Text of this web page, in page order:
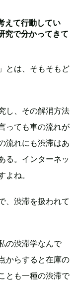
えて行動してい
究で分かってきて
とは、そもそもど
し、その解消方法
っても車の流れが
流れにも渋滞はあ
る。インターネッ
ね。
、渋滞を扱われて
の渋滞学なんで
からすると在庫の
とも一種の渋滞で